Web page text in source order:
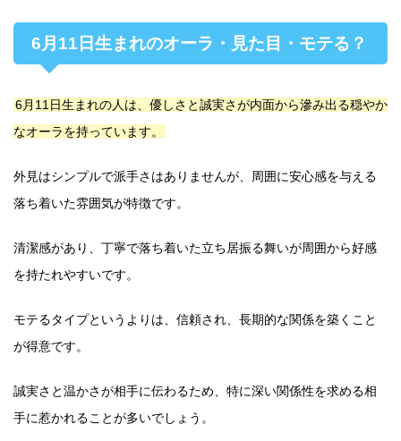
6月11日生まれのオーラ・見た目・モテる？
6月11日生まれの人は、優しさと誠実さが内面から滲み出る穏やか
なオーラを持っています。
外見はシンプルで派手さはありませんが、周囲に安心感を与える
落ち着いた雰囲気が特徴です。
清潔感があり、丁寧で落ち着いた立ち居振る舞いが周囲から好感
を持たれやすいです。
モテるタイプというよりは、信頼され、長期的な関係を築くこと
が得意です。
誠実さと温かさが相手に伝わるため、特に深い関係性を求める相
手に惹かれることが多いでしょう。